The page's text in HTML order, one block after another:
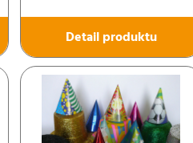
Detail produktu